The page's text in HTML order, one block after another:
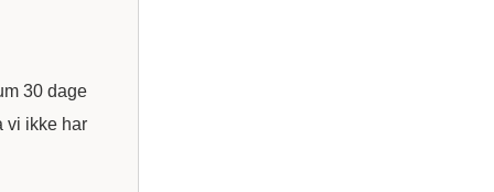
30 dage
vi ikke har